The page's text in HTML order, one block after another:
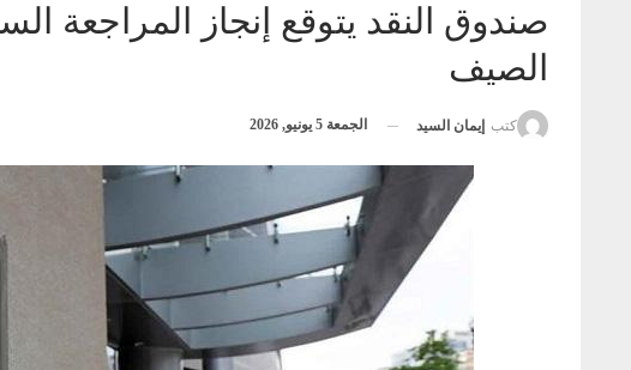
صندوق النقد يتوقع إنجاز المراجعة
الصيف
كتب إيمان السيد الجمعة 5 يونيو, 2026